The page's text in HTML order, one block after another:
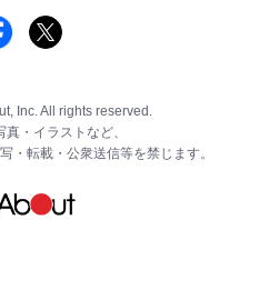
Inc. All rights reserved.
・イラストなど、
・転載・公衆送信等を禁じます。